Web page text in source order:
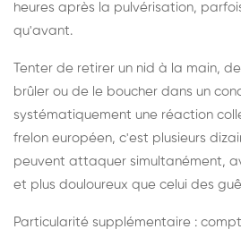
heures après la pulvérisation,
qu'avant.
Tenter de retirer un nid à la main,
brûler ou de le boucher dans un
systématiquement une réaction
frelon européen, c'est plusieurs
peuvent attaquer simultanément,
et plus douloureux que celui des
Particularité supplémentaire :